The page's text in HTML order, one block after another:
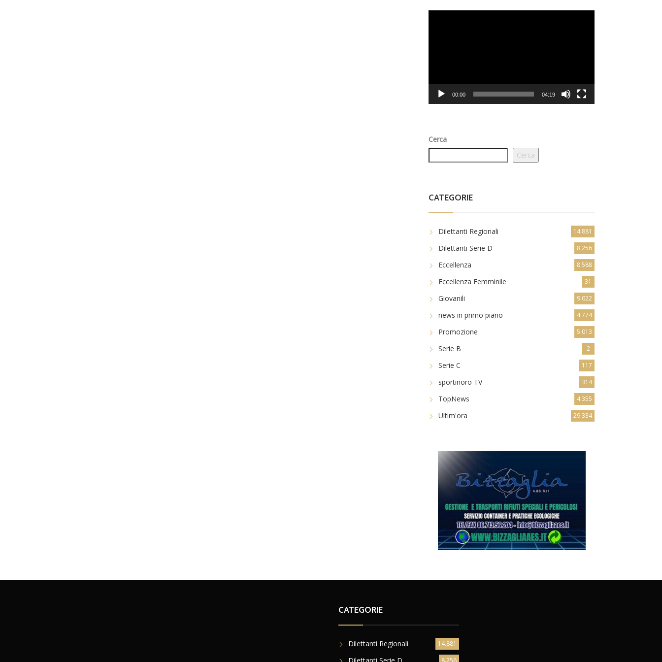
00:00 04:19
Cerca
Cerca
CATEGORIE
Dilettanti Regionali 14.881
Dilettanti Serie D 8.256
Eccellenza 8.588
Eccellenza Femminile 31
Giovanili 9.022
news in primo piano 4.774
Promozione 5.013
Serie B 2
Serie C 117
sportinoro TV 314
TopNews 4.355
Ultim'ora 29.334
CATEGORIE
Dilettanti Regionali 14.881
8.256